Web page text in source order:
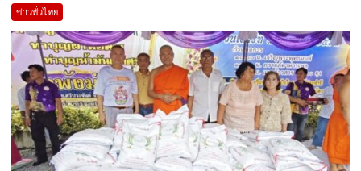
ข่าวทั่วไทย